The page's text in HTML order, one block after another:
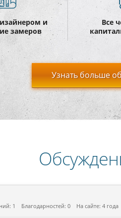
и
замеров
Все
Узнать больше
1 Благодарностей: 0 На сайте: 4 года